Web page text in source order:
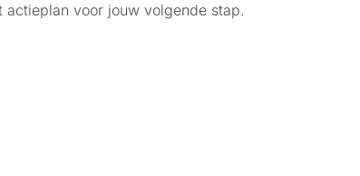
actieplan voor jouw volgende stap.